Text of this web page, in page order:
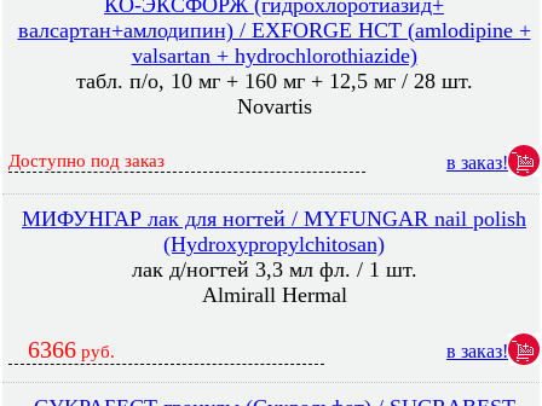
КО-ЭКСФОРЖ (гидрохлоротиазид+
валсартан+амлодипин) / EXFORGE HCT (amlodipine +
valsartan + hydrochlorothiazide)
табл. п/о, 10 мг + 160 мг + 12,5 мг / 28 шт.
Novartis
Доступно под заказ в заказ!
МИФУНГАР лак для ногтей / MYFUNGAR nail polish
(Hydroxypropylchitosan)
лак д/ногтей 3,3 мл фл. / 1 шт.
Almirall Hermal
6366 руб. в заказ!